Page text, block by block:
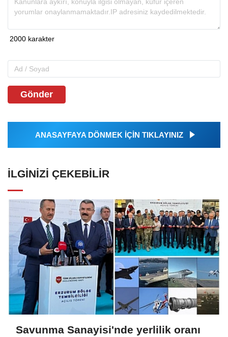
Gönder
ANASAYFAYA DÖNMEK İÇİN TIKLAYINIZ
İLGINIZI ÇEKEBILIR
Savunma Sanayisi'nde yerlilik oranı